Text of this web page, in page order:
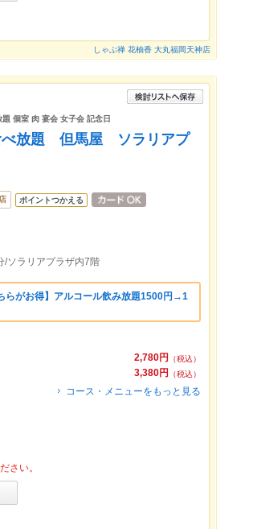
しゃぶ禅 花柚香 大丸福岡天神店
個室 肉 宴会 女子会 記念日
放題 但馬屋 ソラリアプ
ポイントつかえる
/ソラリアプラザ内7階
らがお得】アルコール飲み放題1500円→1
2,780円
（税込）
3,380円
（税込）
コース・メニューをもっと見る
さい。